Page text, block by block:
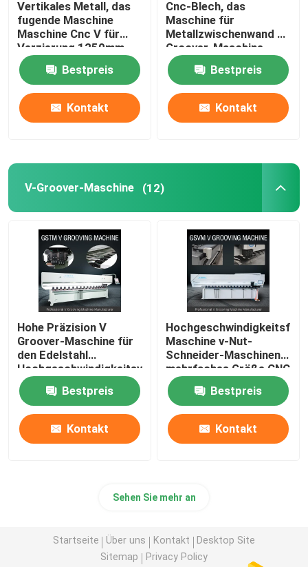
Vertikales Metall, das
fugende Maschine
Maschine Cnc V für
Verzierung 1250mm
fugt
Bestpreis
Kontakt
Cnc-Blech, das
Maschine für
Metallzwischenwand V
Groover-Maschine
1240 fugt
Bestpreis
Kontakt
V-Groover-Maschine (12)
Hohe Präzision V
Groover-Maschine für
den Edelstahl
Hochgeschwindigkeitsv
Maschine fugend
Bestpreis
Kontakt
Maschine v-Nut-
Schneider-Maschinen-
mehrfaches Größe CNC
V
Bestpreis
Kontakt
Sehen Sie mehr an
Startseite Über uns Kontakt
Desktop Site
Sitemap
Privacy Policy